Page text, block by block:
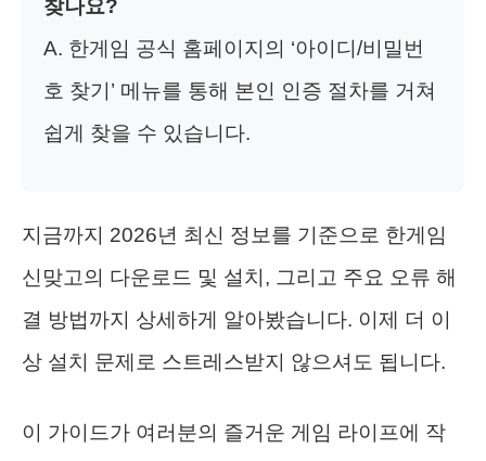
찾나요?
A. 한게임 공식 홈페이지의 ‘아이디/비밀번
호 찾기’ 메뉴를 통해 본인 인증 절차를 거쳐
쉽게 찾을 수 있습니다.
지금까지 2026년 최신 정보를 기준으로 한게임
신맞고의 다운로드 및 설치, 그리고 주요 오류 해
결 방법까지 상세하게 알아봤습니다. 이제 더 이
상 설치 문제로 스트레스받지 않으셔도 됩니다.
이 가이드가 여러분의 즐거운 게임 라이프에 작